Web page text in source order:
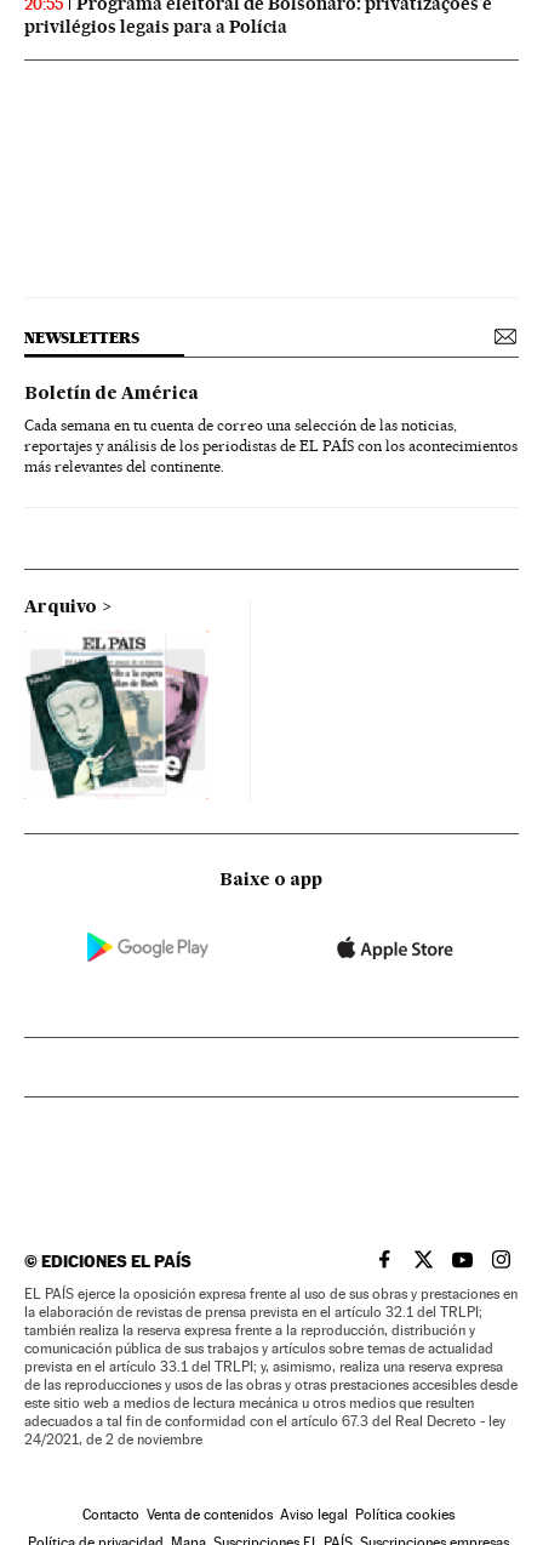
20:55
privilégios legais para a Polícia
NEWSLETTERS
Boletín de América
Cada semana en tu cuenta de correo una selección de las noticias,
reportajes y análisis de los periodistas de EL PAÍS con los acontecimientos
más relevantes del continente.
Arquivo
Baixe o app
©EDICIONES EL PAÍS EL PAÍS BRASIL EN
EL PAÍSEL PAÍS
EL
EL PAÍS ejerce la oposición expresa frente al uso de sus obras y prestaciones en
la elaboración de revistas de prensa prevista en el artículo 32.1 del TRLPI;
también realiza la reserva expresa frente a la reproducción, distribución y
comunicación pública de sus trabajos y artículos sobre temas de actualidad
prevista en el artículo 33.1 del TRLPI; y, asimismo, realiza una reserva expresa
de las reproducciones y usos de las obras y otras prestaciones accesibles desde
este sitio web a medios de lectura mecánica u otros medios que resulten
adecuados a tal fin de conformidad con el artículo 67.3 del Real Decreto - ley
24/2021, de 2 de noviembre
Contacto Venta de contenidos Aviso legal Política cookies